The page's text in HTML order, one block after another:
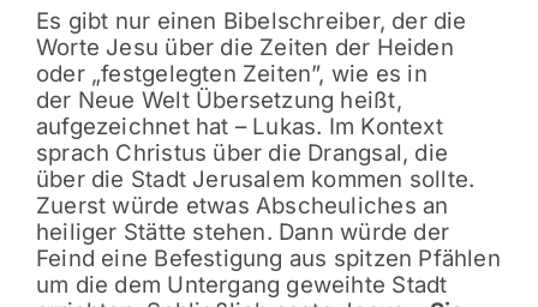
Es gibt nur einen Bibelschreiber, der die
Worte Jesu über die Zeiten der Heiden
oder „festgelegten Zeiten”, wie es in
der Neue Welt Übersetzung heißt,
aufgezeichnet hat – Lukas. Im Kontext
sprach Christus über die Drangsal, die
über die Stadt Jerusalem kommen sollte.
Zuerst würde etwas Abscheuliches an
heiliger Stätte stehen. Dann würde der
Feind eine Befestigung aus spitzen Pfählen
um die dem Untergang geweihte Stadt